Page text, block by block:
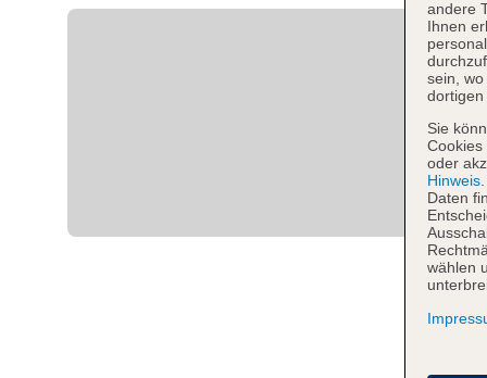
andere
Ihnen
sein,
dortigen
Sie
Cookies
oder
Hinweis
Daten
wählen